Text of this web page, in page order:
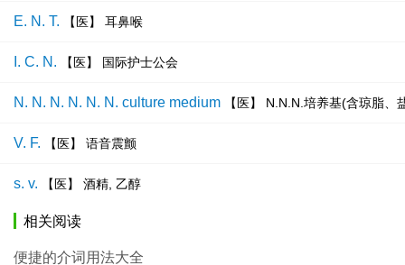
E. N. T. 【医】 耳鼻喉
I. C. N. 【医】 国际护士公会
N. N. N. N. N. N. culture medium 【医】 N.N.N.培养基(含琼脂
V. F. 【医】 语音震颤
s. v. 【医】 酒精, 乙醇
相关阅读
便捷的介词用法大全